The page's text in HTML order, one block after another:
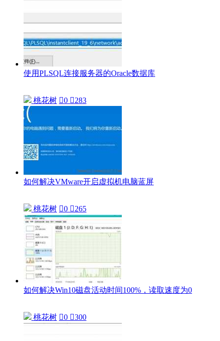
使用PLSQL连接服务器的Oracle数据库
桃花树 0 283
如何解决VMware开启虚拟机电脑蓝屏
桃花树 0 265
如何解决Win10磁盘活动时间100%，读取速度为0
桃花树 0 300